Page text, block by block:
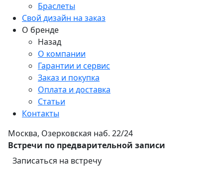
Браслеты
Свой дизайн на заказ
О бренде
Назад
О компании
Гарантии и сервис
Заказ и покупка
Оплата и доставка
Статьи
Контакты
Москва, Озерковская наб. 22/24
Встречи по предварительной записи
Записаться на встречу